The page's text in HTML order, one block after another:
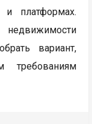
и платформах.
вариант,
требованиям